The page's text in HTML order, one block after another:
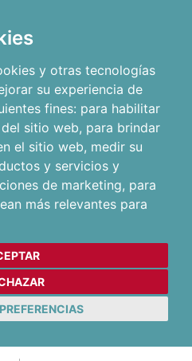
y otras tecnologías
su experiencia de
fines: para habilitar
sitio web, para brindar
el sitio web, medir su
y servicios y
de marketing, para
más relevantes para